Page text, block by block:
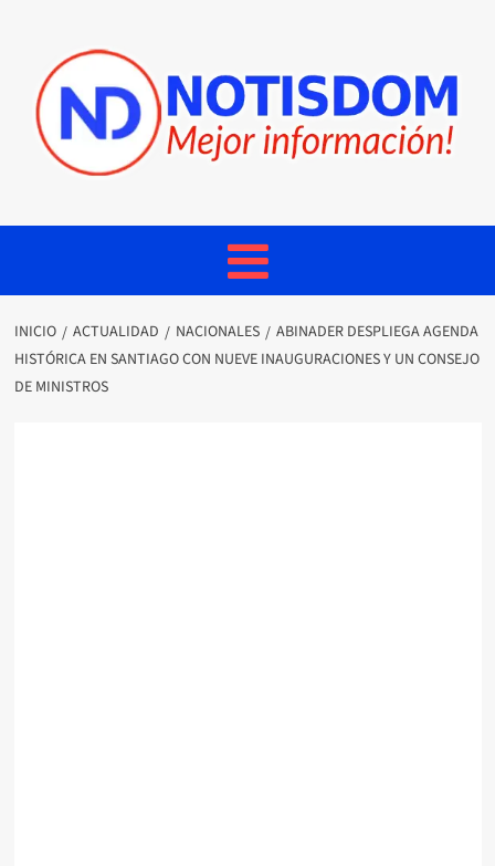
INICIO ACTUALIDAD NACIONALES
ABINADER DESPLIEGA AGENDA
HISTÓRICA EN SANTIAGO CON NUEVE INAUGURACIONES Y UN CONSEJO
DE MINISTROS